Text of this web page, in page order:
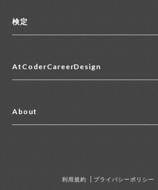
便利リンク集
2027年新卒採用求人一覧
中途採用求人一覧
その他求人一覧
検定
マイページ
AtCoderCareerDesign
About
利用規約 プライバシーポリシー